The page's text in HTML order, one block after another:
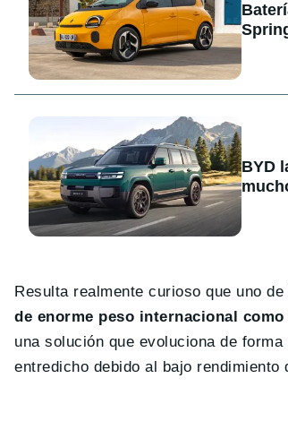
BYD
Resulta realmente curioso que uno
de enorme peso internacional
una solución que evoluciona de
entredicho debido al bajo